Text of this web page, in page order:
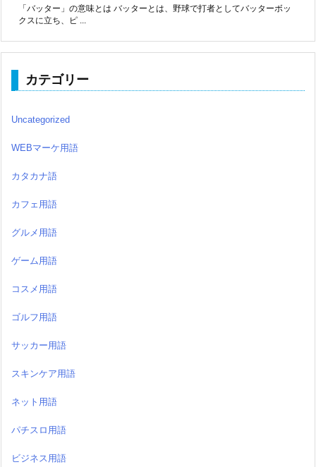
「バッター」の意味とは バッターとは、野球で打者としてバッターボッ
クスに立ち、ピ ...
カテゴリー
Uncategorized
WEBマーケ用語
カタカナ語
カフェ用語
グルメ用語
ゲーム用語
コスメ用語
ゴルフ用語
サッカー用語
スキンケア用語
ネット用語
パチスロ用語
ビジネス用語